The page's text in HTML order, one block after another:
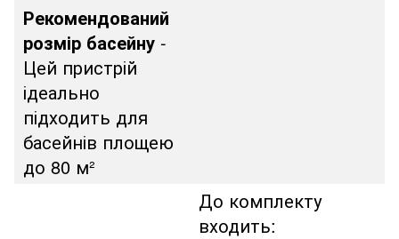
Рекомендований
розмір басейну -
Цей пристрій
ідеально
підходить для
басейнів площею
до 80 м²
До комплекту
входить: